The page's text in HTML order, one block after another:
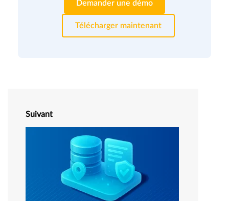
Demander une démo
Télécharger maintenant
Suivant